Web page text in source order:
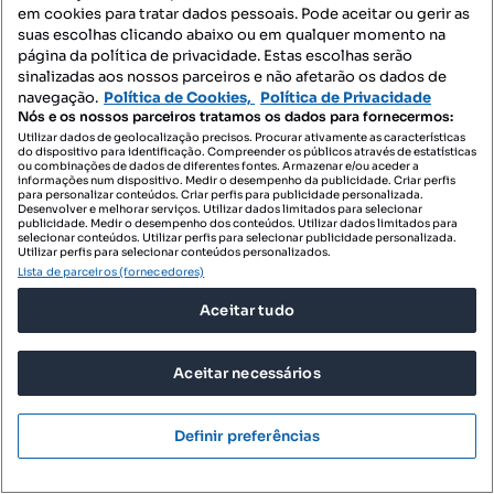
1 600 000 € 7582,94 €/m²
Moradia T3 com Piscina e Vista Mar | Arco da
Calheta
Caminho Cova Arco, Arco da Calheta, Calheta, Ilha da Madeira
Tipologia
T3
Preço por metro quadrado
211 m²
Profissional
em cookies para tratar dados pessoais. Pode aceitar ou gerir as
suas escolhas clicando abaixo ou em qualquer momento na
página da política de privacidade. Estas escolhas serão
sinalizadas aos nossos parceiros e não afetarão os dados de
navegação. Política de Cookies, Política de Privacidade
Nós e os nossos parceiros tratamos os dados para fornecermos:
Utilizar dados de geolocalização precisos. Procurar ativamente as características
do dispositivo para identificação. Compreender os públicos através de estatísticas
ou combinações de dados de diferentes fontes. Armazenar e/ou aceder a
informações num dispositivo. Medir o desempenho da publicidade. Criar perfis
para personalizar conteúdos. Criar perfis para publicidade personalizada.
Desenvolver e melhorar serviços. Utilizar dados limitados para selecionar
publicidade. Medir o desempenho dos conteúdos. Utilizar dados limitados para
selecionar conteúdos. Utilizar perfis para selecionar publicidade personalizada.
Utilizar perfis para selecionar conteúdos personalizados.
Lista de parceiros (fornecedores)
Aceitar tudo
Aceitar necessários
Definir preferências